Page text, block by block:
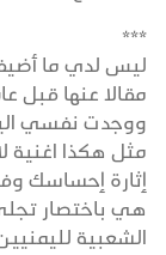
***
ليس لدي ما
مقالا عنها قبل
ووجدت نفسي
مثل هكذا اغنية
إثارة إحساسك
هي باختصار
الشعبية